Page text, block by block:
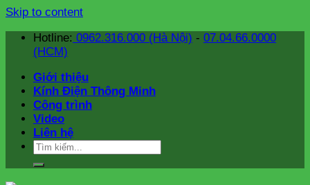
Skip to content
Hotline: 0962.316.000 (Hà Nội) - 07.04.66.0000
(HCM)
Giới thiệu
Kính Điện Thông Minh
Công trình
Video
Liên hệ